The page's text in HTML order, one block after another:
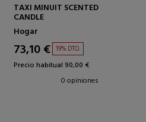
TAXI MINUIT SCENTED
CANDLE
Hogar
73,10 € 19% DTO.
Precio habitual 90,00 €
0 opiniones